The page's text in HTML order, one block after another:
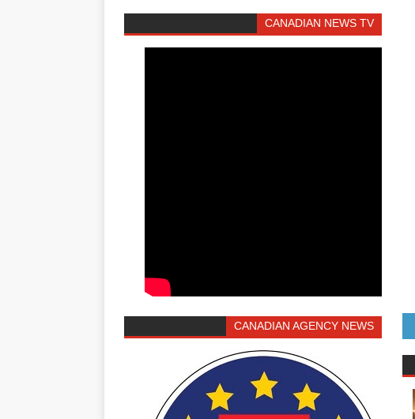
CANADIAN NEWS TV
CANADIAN AGENCY NEWS